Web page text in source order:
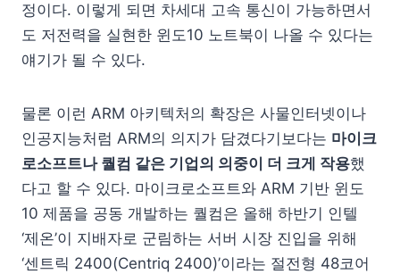
정이다. 이렇게 되면 차세대 고속 통신이 가능하면서
도 저전력을 실현한 윈도10 노트북이 나올 수 있다는
얘기가 될 수 있다.
물론 이런 ARM 아키텍처의 확장은 사물인터넷이나
인공지능처럼 ARM의 의지가 담겼다기보다는 마이크
로소프트나 퀄컴 같은 기업의 의중이 더 크게 작용했
다고 할 수 있다. 마이크로소프트와 ARM 기반 윈도
10 제품을 공동 개발하는 퀄컴은 올해 하반기 인텔
‘제온’이 지배자로 군림하는 서버 시장 진입을 위해
‘센트릭 2400(Centriq 2400)’이라는 절전형 48코어